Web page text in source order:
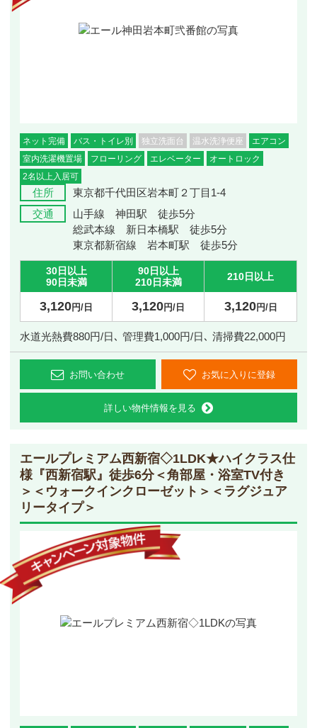
ネット完備 バス・トイレ別 独立洗面台 温水洗浄便座
エアコン
室内洗濯機置場
フローリング エレベーター
オートロック
2名以上入居可
住所
東京都千代田区岩本町２丁目1-4
交通
山手線 神田駅 徒歩5分
総武本線 新日本橋駅 徒歩5分
東京都新宿線 岩本町駅 徒歩5分
30日以上
90日未満
90日以上
210日未満
210日以上
3,120円/日 3,120円/日 3,120円/日
水道光熱費880円/日､ 管理費1,000円/日､ 清掃費22,000円
お問い合わせ お気に入りに登録
詳しい物件情報を見る
エールプレミアム西新宿◇1LDK★ハイクラス仕
様『西新宿駅』徒歩6分＜角部屋・浴室TV付き
＞＜ウォークインクローゼット＞＜ラグジュア
リータイプ＞